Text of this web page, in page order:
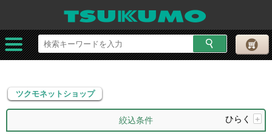
ツクモネットショップ
ツクモネットショップ
絞込条件 ひらく +